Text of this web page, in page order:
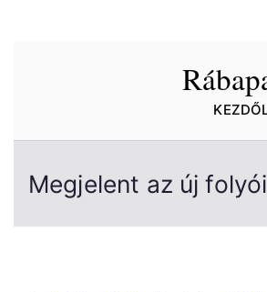
Megjelent az új